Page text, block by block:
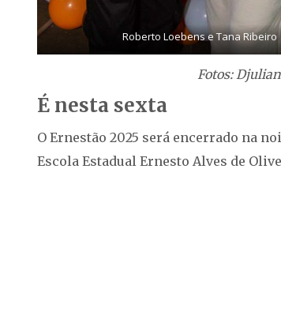
Roberto Loebens e Tana Ribeiro
Fotos:
É nesta sexta
O Ernestão 2025 será encerrado na
Escola Estadual Ernesto Alves de